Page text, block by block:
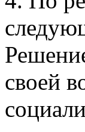
своей